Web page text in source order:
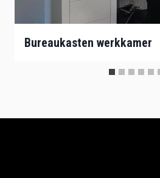
Bureaukasten werkkamer